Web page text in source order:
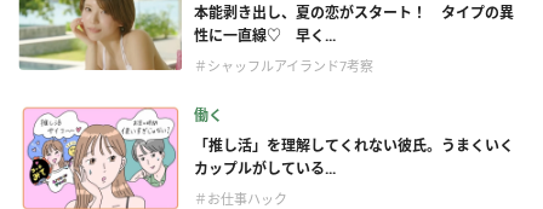
本能剥き出し、夏の恋がスタート！ タイプの異
性に一直線♡ 早く...
＃シャッフルアイランド7考察
働く
「推し活」を理解してくれない彼氏。うまくいく
カップルがしている...
＃お仕事ハック